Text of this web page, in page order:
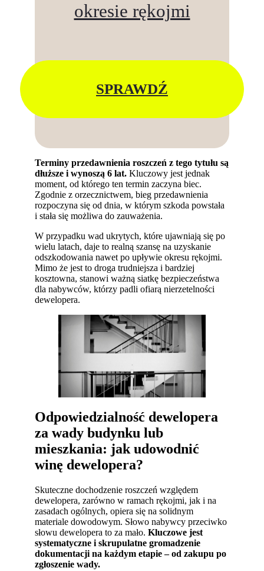
okresie rękojmi
SPRAWDŹ
Terminy przedawnienia roszczeń z tego tytułu są
dłuższe i wynoszą 6 lat. Kluczowy jest jednak
moment, od którego ten termin zaczyna biec.
Zgodnie z orzecznictwem, bieg przedawnienia
rozpoczyna się od dnia, w którym szkoda powstała
i stała się możliwa do zauważenia.
W przypadku wad ukrytych, które ujawniają się po
wielu latach, daje to realną szansę na uzyskanie
odszkodowania nawet po upływie okresu rękojmi.
Mimo że jest to droga trudniejsza i bardziej
kosztowna, stanowi ważną siatkę bezpieczeństwa
dla nabywców, którzy padli ofiarą nierzetelności
dewelopera.
Odpowiedzialność dewelopera
za wady budynku lub
mieszkania: jak udowodnić
winę dewelopera?
Skuteczne dochodzenie roszczeń względem
dewelopera, zarówno w ramach rękojmi, jak i na
zasadach ogólnych, opiera się na solidnym
materiale dowodowym. Słowo nabywcy przeciwko
słowu dewelopera to za mało.Kluczowe jest
systematyczne i skrupulatne gromadzenie
dokumentacji na każdym etapie – od zakupu po
zgłoszenie wady.